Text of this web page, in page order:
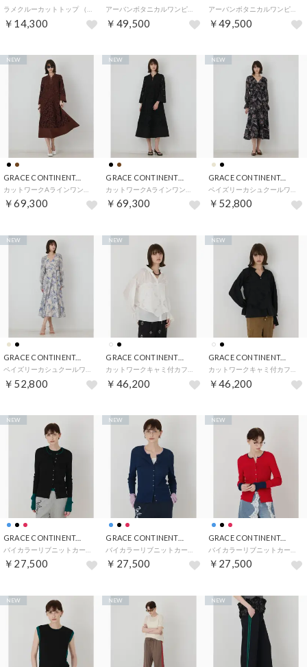
￥14,300 ￥49,500
アーバンボタニカルワンピース （ブラウン）
￥49,500
GRACE CONTINENTAL
￥69,300
NEW
GRACE CONTINENTAL
￥69,300
NEW
GRACE CONTINENTAL
￥52,800
NEW
GRACE CONTINENTAL
￥52,800
NEW
GRACE CONTINENTAL
￥46,200
NEW
GRACE CONTINENTAL
￥46,200
NEW
GRACE CONTINENTAL
￥27,500
NEW
GRACE CONTINENTAL
￥27,500
NEW
GRACE CONTINENTAL
￥27,500
NEW
NEW NEW NEW